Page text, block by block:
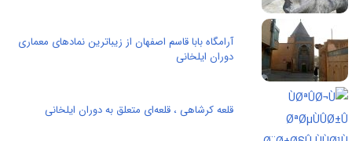
آرامگاه بابا قاسم اصفهان از زیباترین نمادهای معماری
دوران ایلخانی
قلعه کرشاهی ، قلعه‌ای متعلق به دوران ایلخانی